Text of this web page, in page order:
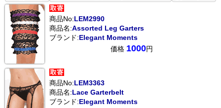
商品No:LEM2990
商品名:Assorted Leg Garters
ブランド:Elegant Moments
価格 1000円
商品No:LEM3363
商品名:Lace Garterbelt
ブランド:Elegant Moments